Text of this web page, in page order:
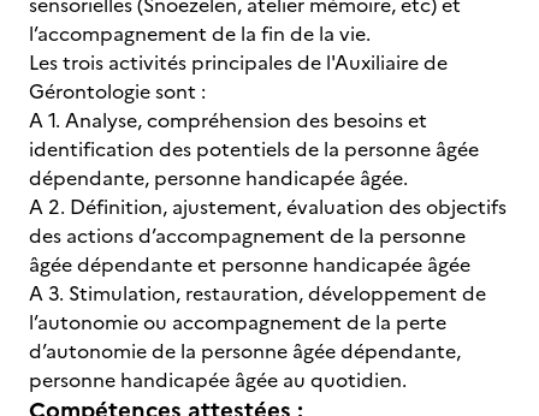
l’accompagnement de la fin de la vie.
Les trois activités principales de l'Auxiliaire de
Gérontologie sont :
A 1. Analyse, compréhension des besoins et
identification des potentiels de la personne âgée
dépendante, personne handicapée âgée.
A 2. Définition, ajustement, évaluation des objectifs
des actions d’accompagnement de la personne
âgée dépendante et personne handicapée âgée
A 3. Stimulation, restauration, développement de
l’autonomie ou accompagnement de la perte
d’autonomie de la personne âgée dépendante,
personne handicapée âgée au quotidien.